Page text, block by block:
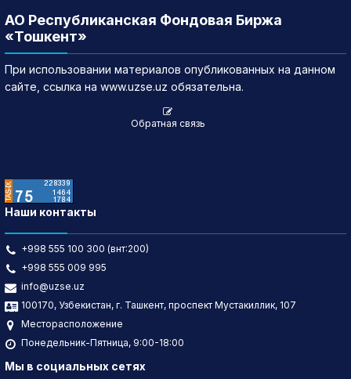
АО Республиканская Фондовая Биржа
«Тошкент»
При использовании материалов опубликованных на данном
сайте, ссылка на www.uzse.uz обязательна.
Обратная связь
Наши контакты
+998 555 100 300 (внт:200)
+998 555 009 995
info@uzse.uz
100170, Узбекистан, г. Ташкент, проспект Мустакиллик, 107
Месторасположение
Понедельник-Пятница, 9:00-18:00
Мы в социальных сетях